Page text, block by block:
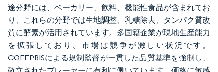
途分野には、ベーカリー、飲料、機能性食品が含まれてお
り、これらの分野では生地調整、乳糖除去、タンパク質改
質に酵素が活用されています。多国籍企業が現地生産能力
を拡張しており、市場は競争が激しい状況です。
COFEPRISによる規制監督が一貫した品質基準を強制し、